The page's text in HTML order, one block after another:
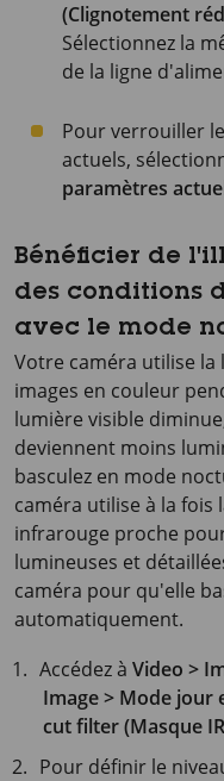
(Clignotement
Sélectionnez la
de la ligne
Pour verrouiller
actuels,
paramètres
Bénéficier de
des conditions
avec le mode
Votre caméra utilise
images en couleur
lumière visible
deviennent moins
basculez en mode
caméra utilise à la fois
infrarouge proche
lumineuses et
caméra pour qu'elle
automatiquement.
Accédez àVideo >
Image > Mode jour
cut filter (Masque
Pour définir le